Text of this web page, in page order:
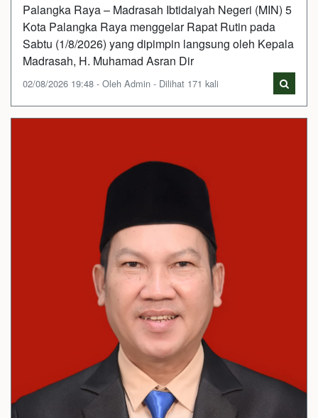
Palangka Raya – Madrasah Ibtidaiyah Negeri (MIN) 5
Kota Palangka Raya menggelar Rapat Rutin pada
Sabtu (1/8/2026) yang dipimpin langsung oleh Kepala
Madrasah, H. Muhamad Asran Dir
02/08/2026 19:48 - Oleh Admin - Dilihat 171 kali